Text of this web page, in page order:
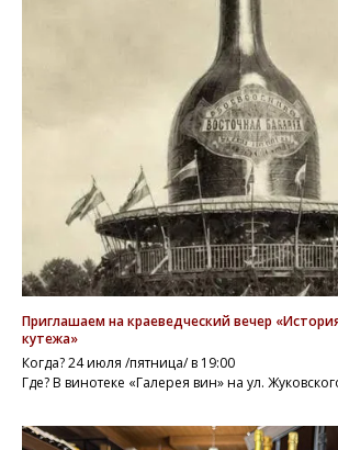
Приглашаем на краеведческий вечер
кутежа»
Когда? 24 июля /пятница/ в 19:00
Где? В винотеке «Галерея вин» на ул.